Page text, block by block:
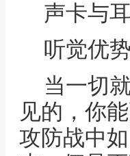
声卡与
听觉优
当一切
见的，你
攻防战中